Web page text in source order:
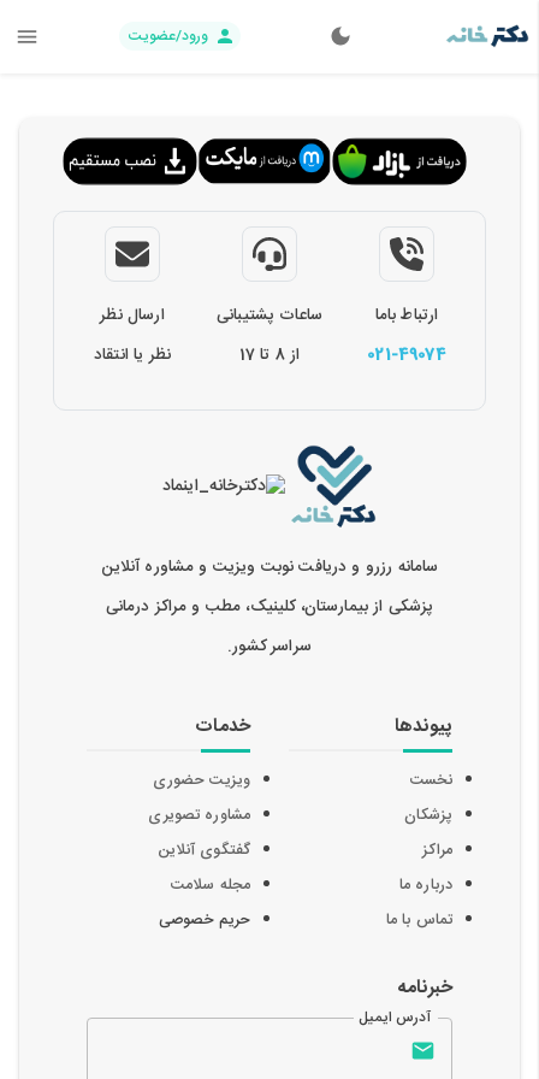
ورود/عضویت
ارتباط باما
021-49074
ساعات پشتیبانی
از 8 تا 17
ارسال نظر
نظر یا انتقاد
سامانه رزرو و دریافت نوبت ویزیت و مشاوره آنلاین
پزشکی از بیمارستان، کلینیک، مطب و مراکز درمانی
سراسر کشور.
پیوندها
نخست
پزشکان
مراکز
درباره ما
تماس با ما
خدمات
ویزیت حضوری
مشاوره تصویری
گفتگوی آنلاین
مجله سلامت
حریم خصوصی
خبرنامه
آدرس ایمیل